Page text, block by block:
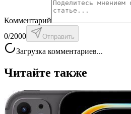
Комментарий
0/2000 Отправить
Загрузка комментариев...
Читайте также